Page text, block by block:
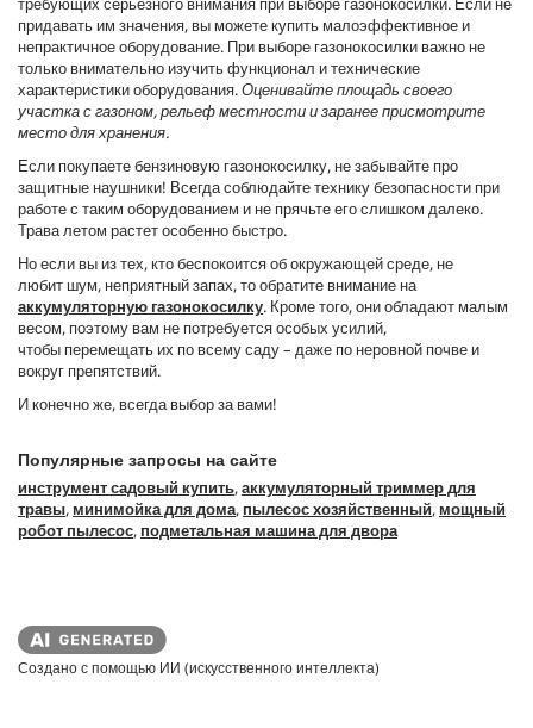
придавать им значения, вы можете купить малоэффективное и
непрактичное оборудование. При выборе газонокосилки важно не
только внимательно изучить функционал и технические
характеристики оборудования.Оценивайте площадь своего
участка с газоном, рельеф местности и заранее присмотрите
место для хранения.
Если покупаете бензиновую газонокосилку, не забывайте про
защитные наушники! Всегда соблюдайте технику безопасности при
работе с таким оборудованием и не прячьте его слишком далеко.
Трава летом растет особенно быстро.
Но если вы из тех, кто беспокоится об окружающей среде, не
любит шум, неприятный запах, то обратите внимание на
аккумуляторную газонокосилку. Кроме того, они обладают малым
весом, поэтому вам не потребуется особых усилий,
чтобы перемещать их по всему саду – даже по неровной почве и
вокруг препятствий.
И конечно же, всегда выбор за вами!
Популярные запросы на сайте
инструмент садовый купить,аккумуляторный триммер для
травы, минимойка для дома, пылесос хозяйственный, мощный
робот пылесос, подметальная машина для двора
Создано с помощью ИИ (искусственного интеллекта)